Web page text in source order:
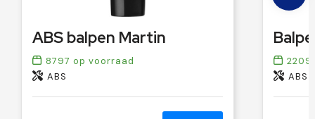
ABS balpen Martin
8797 op voorraad
ABS
ABS